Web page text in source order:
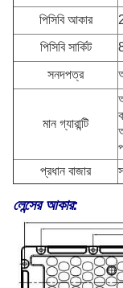
পিসিবি আকার
পিসিবি সার্কিট
সনদপত্র
মান গ্যারান্টি
প্রধান বাজার
লেন্সের আকার: